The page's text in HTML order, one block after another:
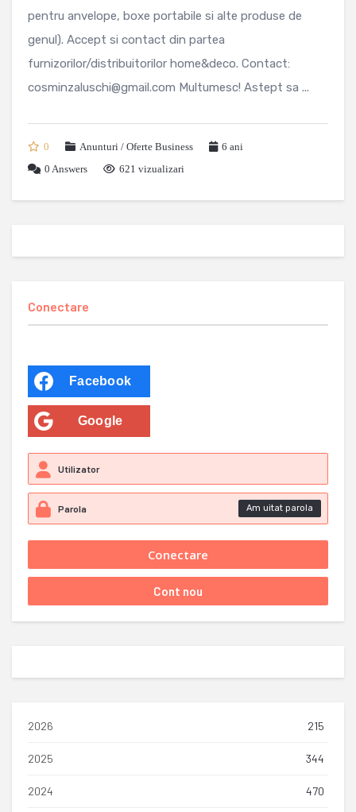
pentru anvelope, boxe portabile si alte produse de
genul). Accept si contact din partea
furnizorilor/distribuitorilor home&deco. Contact:
cosminzaluschi@gmail.com Multumesc! Astept sa ...
0 Anunturi / Oferte Business
6 ani
0 Answers 621 vizualizari
Conectare
Facebook
Google
Am uitat parola
2026 215
2025 344
2024 470